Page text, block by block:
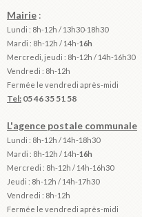
Mairie :
Lundi : 8h-12h / 13h30-18h30
Mardi : 8h-12h / 14h-16h
Mercredi, jeudi : 8h-12h / 14h-16h30
Vendredi : 8h-12h
Fermée le vendredi après-midi
Tel: 05 46 35 51 58
L'agence postale communale
Lundi : 8h-12h / 14h-18h30
Mardi : 8h-12h / 14h-16h
Mercredi : 8h-12h / 14h-16h30
Jeudi : 8h-12h / 14h-17h30
Vendredi : 8h-12h
Fermée le vendredi après-midi